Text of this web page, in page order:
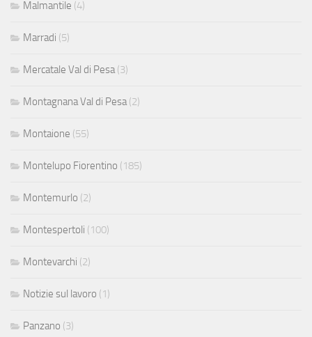
Malmantile (4)
Marradi (5)
Mercatale Val di Pesa(3)
Montagnana Val di Pesa(2)
Montaione (55)
Montelupo Fiorentino (185)
Montemurlo (2)
Montespertoli (100)
Montevarchi (2)
Notizie sul lavoro (1)
Panzano (3)